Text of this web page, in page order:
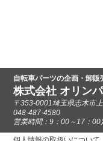
自転車パーツの企画・卸
株式会社 オリン
〒353-0001埼玉県志木
048-487-4580
営業時間：9：00～17：